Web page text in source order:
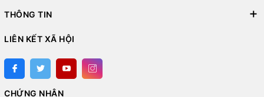
THÔNG TIN
LIÊN KẾT XÃ HỘI
CHỨNG NHẬN